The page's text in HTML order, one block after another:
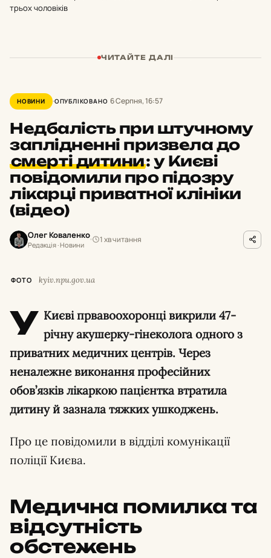
трьох чоловіків
ЧИТАЙТЕ ДАЛІ
НОВИНИ ОПУБЛІКОВАНО 6 Серпня, 16:57
Недбалість при штучному
заплідненні призвела до
смерті дитини: у Києві
повідомили про підозру
лікарці приватної клініки
(відео)
Олег Коваленко
Редакція · Новини
1 хв читання
ФОТО kyiv.npu.gov.ua
У Києві првавоохоронці викрили 47-
річну акушерку-гінеколога одного з
приватних медичних центрів. Через
неналежне виконання професійних
обов’язків лікаркою пацієнтка втратила
дитину й зазнала тяжких ушкоджень.
Про це повідомили в відділі комунікації
поліції Києва.
Медична помилка та
відсутність
обстежень